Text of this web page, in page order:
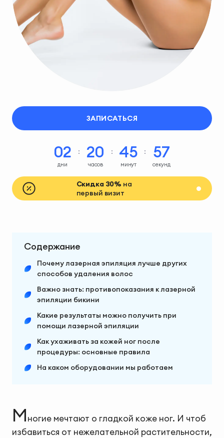
Скидка 30% на
первый визит
02
дни
20
часов
45
минут
56
секунд
ЗАПИСАТЬСЯ
Содержание
Почему лазерная эпиляция лучше других
способов удаления волос
Важно знать: противопоказания к лазерной
эпиляции бикини
Какие результаты можно получить при
помощи лазерной эпиляции
Как ухаживать за кожей ног после
процедуры: основные правила
На каком оборудовании мы работаем
Многие мечтают о гладкой коже ног. И чтоб
избавиться от нежелательной растительности,